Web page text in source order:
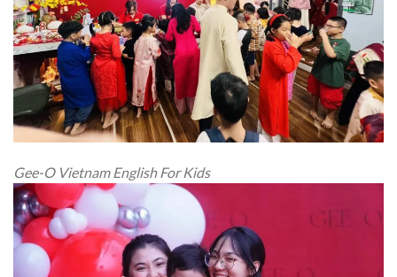
Gee-O Vietnam English For Kids